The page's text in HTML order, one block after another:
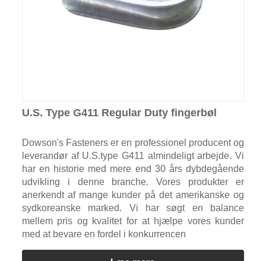
U.S. Type G411 Regular Duty fingerbøl
Dowson's Fasteners er en professionel producent og
leverandør af U.S.type G411 almindeligt arbejde. Vi
har en historie med mere end 30 års dybdegående
udvikling i denne branche. Vores produkter er
anerkendt af mange kunder på det amerikanske og
sydkoreanske marked. Vi har søgt en balance
mellem pris og kvalitet for at hjælpe vores kunder
med at bevare en fordel i konkurrencen